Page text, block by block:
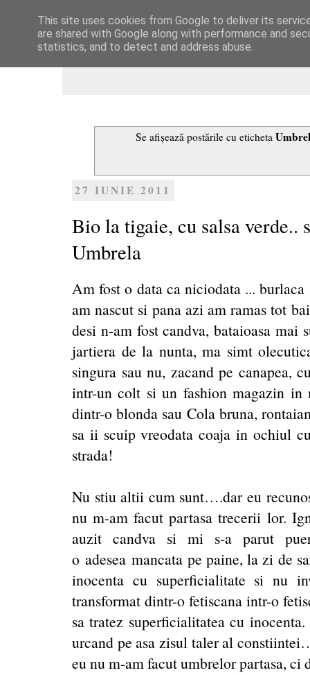
Dulcegarii culinare
Se afișează postările cu eticheta
27 IUNIE 2011
Bio la tigaie, cu salsa verde..
Umbrela
Am fost o data ca niciodata ...
am nascut si pana azi am ramas tot
desi n-am fost candva, bataioasa mai
jartiera de la nunta, ma simt
singura sau nu, zacand pe canapea,
intr-un colt si un fashion magazin in
dintr-o blonda sau Cola bruna,
sa ii scuip vreodata coaja in ochiul
strada!
Nu stiu altii cum sunt….dar eu
nu m-am facut partasa trecerii lor.
auzit candva si mi s-a parut
o adesea mancata pe paine, la zi de
inocenta cu superficialitate si nu
transformat dintr-o fetiscana intr-o
sa tratez superficialitatea cu
urcand pe asa zisul taler al
eu nu m-am facut umbrelor partasa, ci
This site uses cookies from Google to deliver its
are shared with Google along with performance and
statistics, and to detect and address abuse.